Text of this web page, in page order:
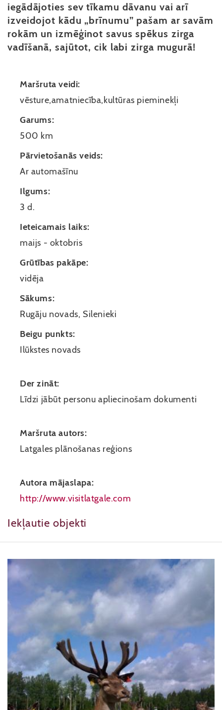
iegādājoties sev tīkamu dāvanu vai arī
izveidojot kādu „brīnumu” pašam ar savām
rokām un izmēģinot savus spēkus zirga
vadīšanā, sajūtot, cik labi zirga mugurā!
Maršruta veidi:
vēsture,amatniecība,kultūras pieminekļi
Garums:
500 km
Pārvietošanās veids:
Ar automašīnu
Ilgums:
3 d.
Ieteicamais laiks:
maijs - oktobris
Grūtības pakāpe:
vidēja
Sākums:
Rugāju novads, Silenieki
Beigu punkts:
Ilūkstes novads
Der zināt:
Līdzi jābūt personu apliecinošam dokumenti
Maršruta autors:
Latgales plānošanas reģions
Autora mājaslapa:
http://www.visitlatgale.com
Iekļautie objekti